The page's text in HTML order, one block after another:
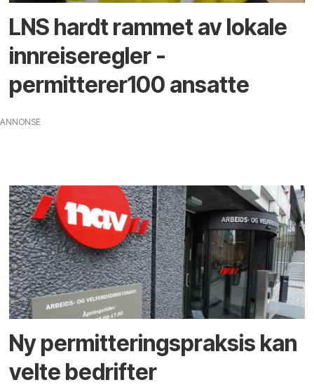
LNS hardt rammet av lokale
innreiseregler -
permitterer100 ansatte
ANNONSE
Ny permitteringspraksis kan
velte bedrifter